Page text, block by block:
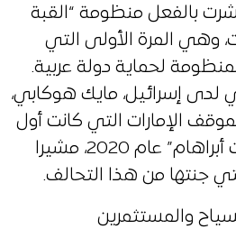
بالفعل منظومة “القبة
وهي المرة الأولى التي
لحماية دولة عربية.
لدى إسرائيل، مايك هوكابي،
لموقف الإمارات التي كانت أول
المنضمين لـ “اتفاقيات أبراهام” عام 2020، مشيرا
جنتها من هذا التحالف.
والمستثمرين